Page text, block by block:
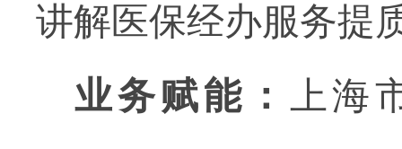
讲解医保经办服务提
业务赋能：
上